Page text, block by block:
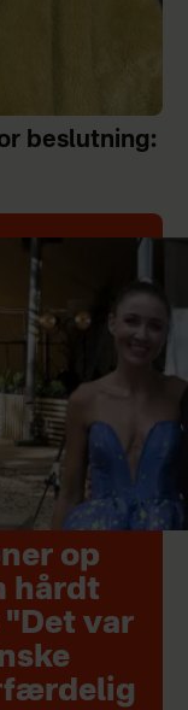
beslutning:
op
hårdt
"Det var